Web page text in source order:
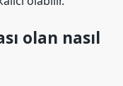
olan nasıl